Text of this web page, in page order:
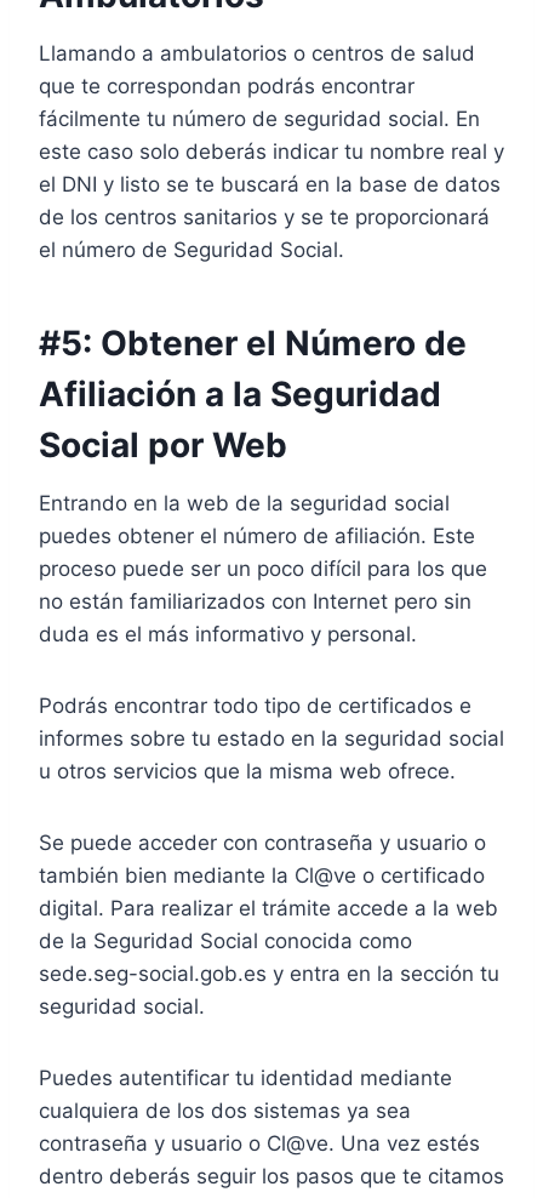
Llamando a ambulatorios o centros de salud
que te correspondan podrás encontrar
fácilmente tu número de seguridad social. En
este caso solo deberás indicar tu nombre real y
el DNI y listo se te buscará en la base de datos
de los centros sanitarios y se te proporcionará
el número de Seguridad Social.
#5: Obtener el Número de
Afiliación a la Seguridad
Social por Web
Entrando en la web de la seguridad social
puedes obtener el número de afiliación. Este
proceso puede ser un poco difícil para los que
no están familiarizados con Internet pero sin
duda es el más informativo y personal.
Podrás encontrar todo tipo de certificados e
informes sobre tu estado en la seguridad social
u otros servicios que la misma web ofrece.
Se puede acceder con contraseña y usuario o
también bien mediante la Cl@ve o certificado
digital. Para realizar el trámite accede a la web
de la Seguridad Social conocida como
sede.seg-social.gob.es y entra en la sección tu
seguridad social.
Puedes autentificar tu identidad mediante
cualquiera de los dos sistemas ya sea
contraseña y usuario o Cl@ve. Una vez estés
dentro deberás seguir los pasos que te citamos